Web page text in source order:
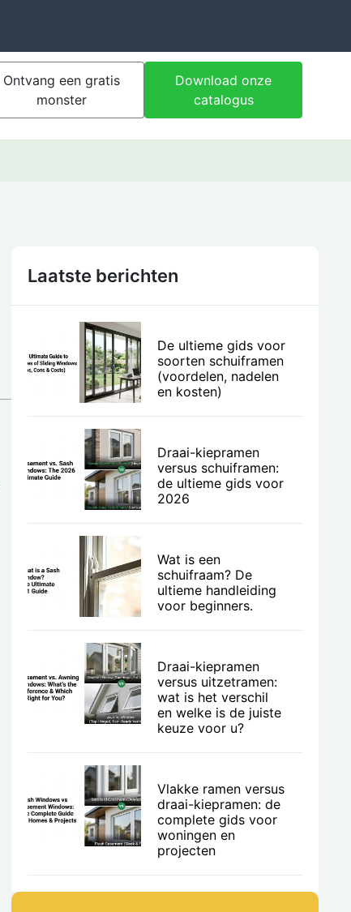
Ontvang een gratis
monster
Download onze
catalogus
Laatste berichten
De ultieme gids voor
soorten schuiframen
(voordelen, nadelen
en kosten)
Draai-kiepramen
versus schuiframen:
de ultieme gids voor
2026
Wat is een
schuifraam? De
ultieme handleiding
voor beginners.
Draai-kiepramen
versus uitzetramen:
wat is het verschil
en welke is de juiste
keuze voor u?
Vlakke ramen versus
draai-kiepramen: de
complete gids voor
woningen en
projecten